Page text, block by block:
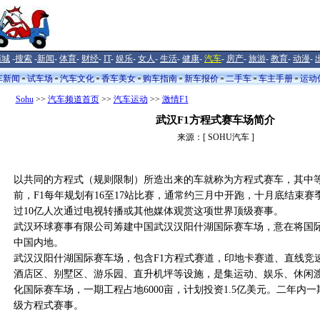
-搜索 -新闻- 体育- 财经- IT- 娱乐- 女人- 生活- 健康- 汽车- 房产- 旅游- 教育- 动漫-
新闻
试车场 汽车文化 香车美女 购车指南 新车报价 二手车 车主手册 运动
Sohu>> 汽车频道首页>> 汽车运动 >> 激情F1
武汉F1方程式赛车场简介
来源：[ SOHU汽车 ]
以共同的方程式（规则限制）所造出来的车就称为方程式赛车，其中
前，F1每年规划有16至17站比赛，通常约三月中开跑，十月底结束赛
过10亿人次通过电视转播或其他媒体观赏这项世界顶级赛事。
武汉环球赛事有限公司筹建中国武汉汉阳什湖国际赛车场，意在将国
中国内地。
武汉汉阳什湖国际赛车场，包含F1方程式赛道，印地卡赛道、直线竞
酒店区、别墅区、游乐园、直升机坪等设施，是集运动、娱乐、休闲
化国际赛车场，一期工程占地6000亩，计划投资1.5亿美元。二年内
级方程式赛事。